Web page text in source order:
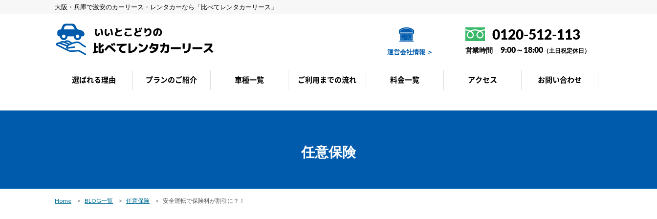
大阪・兵庫で激安のカーリース・レンタカーなら「比べてレンタカーリース」
運営会社情報 ＞
0120-512-113
営業時間 9:00～18:00 （土日祝定休日）
選ばれる理由 プランのご紹介
メリット・デメリット
車種一覧
カーリース車種
自社リース車種
ご利用までの流れ
カーリースプラン
自社リースプラン
料金一覧 アクセス お問い合わせ
任意保険
Home BLOG一覧 任意保険 安全運転で保険料が割引に？！